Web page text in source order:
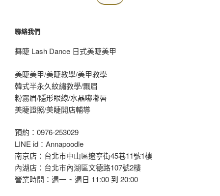
聯絡我們
舞睫 Lash Dance 日式美睫美甲
美睫美甲/美睫教學/美甲教學
韓式半永久紋繡教學/飄眉
粉霧眉/隱形眼線/水晶嘟嘟唇
美睫證照/美睫開店輔導
預約：0976-253029
LINE id：Annapoodle
南京店：台北市中山區遼寧街45巷11號1樓
內湖店：台北市內湖區文德路107號2樓
營業時間：週一 ~ 週日 11:00 到 20:00